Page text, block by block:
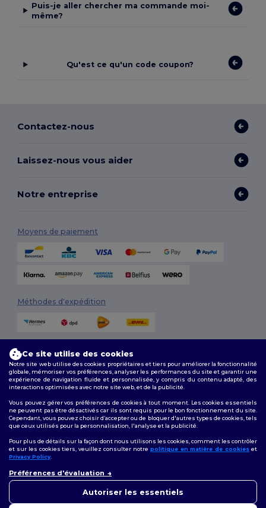
Puis-je aller chercher ma commande moi-
même?
Qu'est ce qu'un code coupon?
Contactez-nous
Laissez-nous vous aider
Notre entreprise
Moyens de paiement
Méthodes d'expédition
Conditions Générales|Politique de personnalisation |Politique de
Confidentialité
Suivez-nous
Bruxelles|Anvers|Mortsel|Malines|Lierre|Turnhout|Geel|
Hoogstraten |Bruges
Ce site utilise des cookies
Notre site web utilise des cookies propriétaires et tiers pour améliorer la fonctionnalité
globale, mémoriser vos préférences, analyser les performances du site et garantir une
expérience de navigation fluide et personnalisée, y compris du contenu adapté, des
interactions optimisées avec notre site web, et de la publicité.
Vous pouvez gérer vos préférences de cookies à tout moment. Les cookies essentiels
ne peuvent pas être désactivés car ils sont requis pour le bon fonctionnement du site.
Cependant, vous pouvez choisir d’accepter ou de bloquer d'autres types de cookies, tels
que ceux utilisés pour la personnalisation, l'analyse et la publicité.
Pour plus de détails sur la façon dont nous utilisons les cookies, comment les contrôler
et sur les cookies tiers, veuillez consulter notre politique en matière de cookies et
Privacy Policy.
Préférences d'évaluation
Autoriser les essentiels
pouvez nous contacter à tout